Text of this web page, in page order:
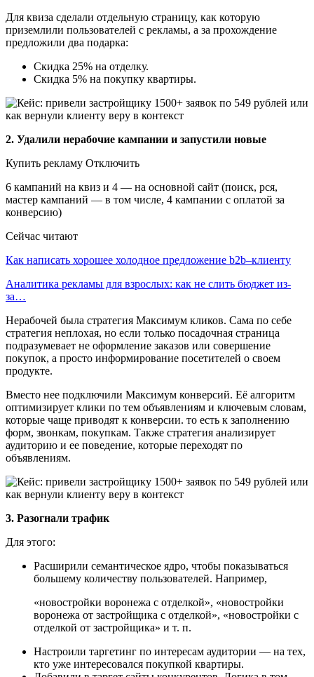
Для квиза сделали отдельную страницу, как которую
приземлили пользователей с рекламы, а за прохождение
предложили два подарка:
Скидка 25% на отделку.
Скидка 5% на покупку квартиры.
2. Удалили нерабочие кампании и запустили новые
Купить рекламу Отключить
6 кампаний на квиз и 4 — на основной сайт (поиск, рся,
мастер кампаний — в том числе, 4 кампании с оплатой за
конверсию)
Сейчас читают
Как написать хорошее холодное предложение b2b–клиенту
Аналитика рекламы для взрослых: как не слить бюджет из-
за…
Нерабочей была стратегия Максимум кликов. Сама по себе
стратегия неплохая, но если только посадочная страница
подразумевает не оформление заказов или совершение
покупок, а просто информирование посетителей о своем
продукте.
Вместо нее подключили Максимум конверсий. Её алгоритм
оптимизирует клики по тем объявлениям и ключевым словам,
которые чаще приводят к конверсии. то есть к заполнению
форм, звонкам, покупкам. Также стратегия анализирует
аудиторию и ее поведение, которые переходят по
объявлениям.
3. Разогнали трафик
Для этого:
Расширили семантическое ядро, чтобы показываться
большему количеству пользователей. Например,
«новостройки воронежа с отделкой», «новостройки
воронежа от застройщика с отделкой», «новостройки с
отделкой от застройщика» и т. п.
Настроили таргетинг по интересам аудитории — на тех,
кто уже интересовался покупкой квартиры.